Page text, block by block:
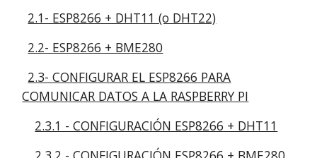
2.1- ESP8266 + DHT11 (o DHT22)
2.2- ESP8266 + BME280
2.3- CONFIGURAR EL ESP8266 PARA
COMUNICAR DATOS A LA RASPBERRY PI
2.3.1 - CONFIGURACIÓN ESP8266 + DHT11